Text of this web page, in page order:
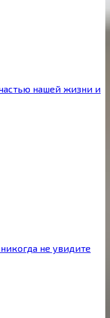
нашей жизни и
не увидите